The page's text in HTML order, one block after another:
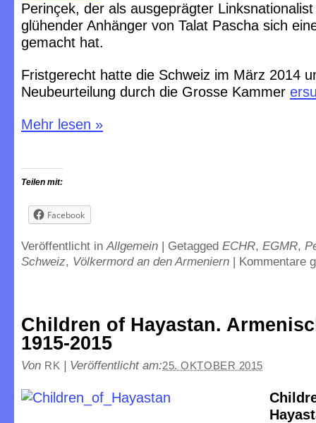
Perinçek, der als ausgeprägter
glühender Anhänger von Talat Pascha sich
gemacht hat.
Fristgerecht hatte die Schweiz im März 2014
Neubeurteilung durch die Grosse Kammer
Mehr lesen »
Teilen mit:
Facebook
Veröffentlicht inAllgemein | Getagged ECHR, EGMR,
Schweiz, Völkermord an den Armeniern | Kommentare
Children of Hayastan.
1915-2015
Von RK | Veröffentlicht am:25. OKTOBER 2015